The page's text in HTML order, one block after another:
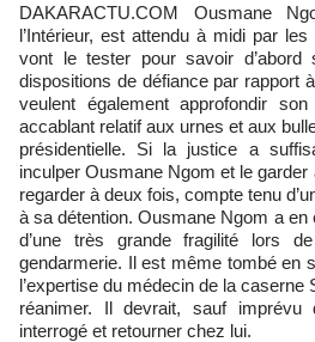
DAKARACTU.COM Ousmane Ngom, ancien ministre de
l’Intérieur, est attendu à midi par
vont le tester pour savoir d’abord
dispositions de défiance par rapport
veulent également approfondir
accablant relatif aux urnes et aux
présidentielle. Si la justice a
inculper Ousmane Ngom et le
regarder à deux fois, compte tenu
à sa détention. Ousmane Ngom a en
d’une très grande fragilité lors
gendarmerie. Il est même tombé en
l’expertise du médecin de la
réanimer. Il devrait, sauf imprévu
interrogé et retourner chez lui.